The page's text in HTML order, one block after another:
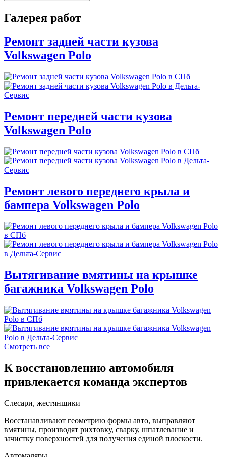
Галерея работ
Ремонт задней части кузова
Volkswagen Polo
Ремонт передней части кузова
Volkswagen Polo
Ремонт левого переднего крыла и
бампера Volkswagen Polo
Вытягивание вмятины на крышке
багажника Volkswagen Polo
Смотреть все
К восстановлению автомобиля
привлекается команда экспертов
Слесари, жестянщики
Восстанавливают геометрию формы авто, выправляют
вмятины, производят рихтовку, сварку, шпатлевание и
зачистку поверхностей для получения единой плоскости.